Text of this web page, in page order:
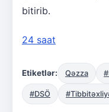
bitirib.
24 saat
Etiketlər: Qəzza
#DSÖ